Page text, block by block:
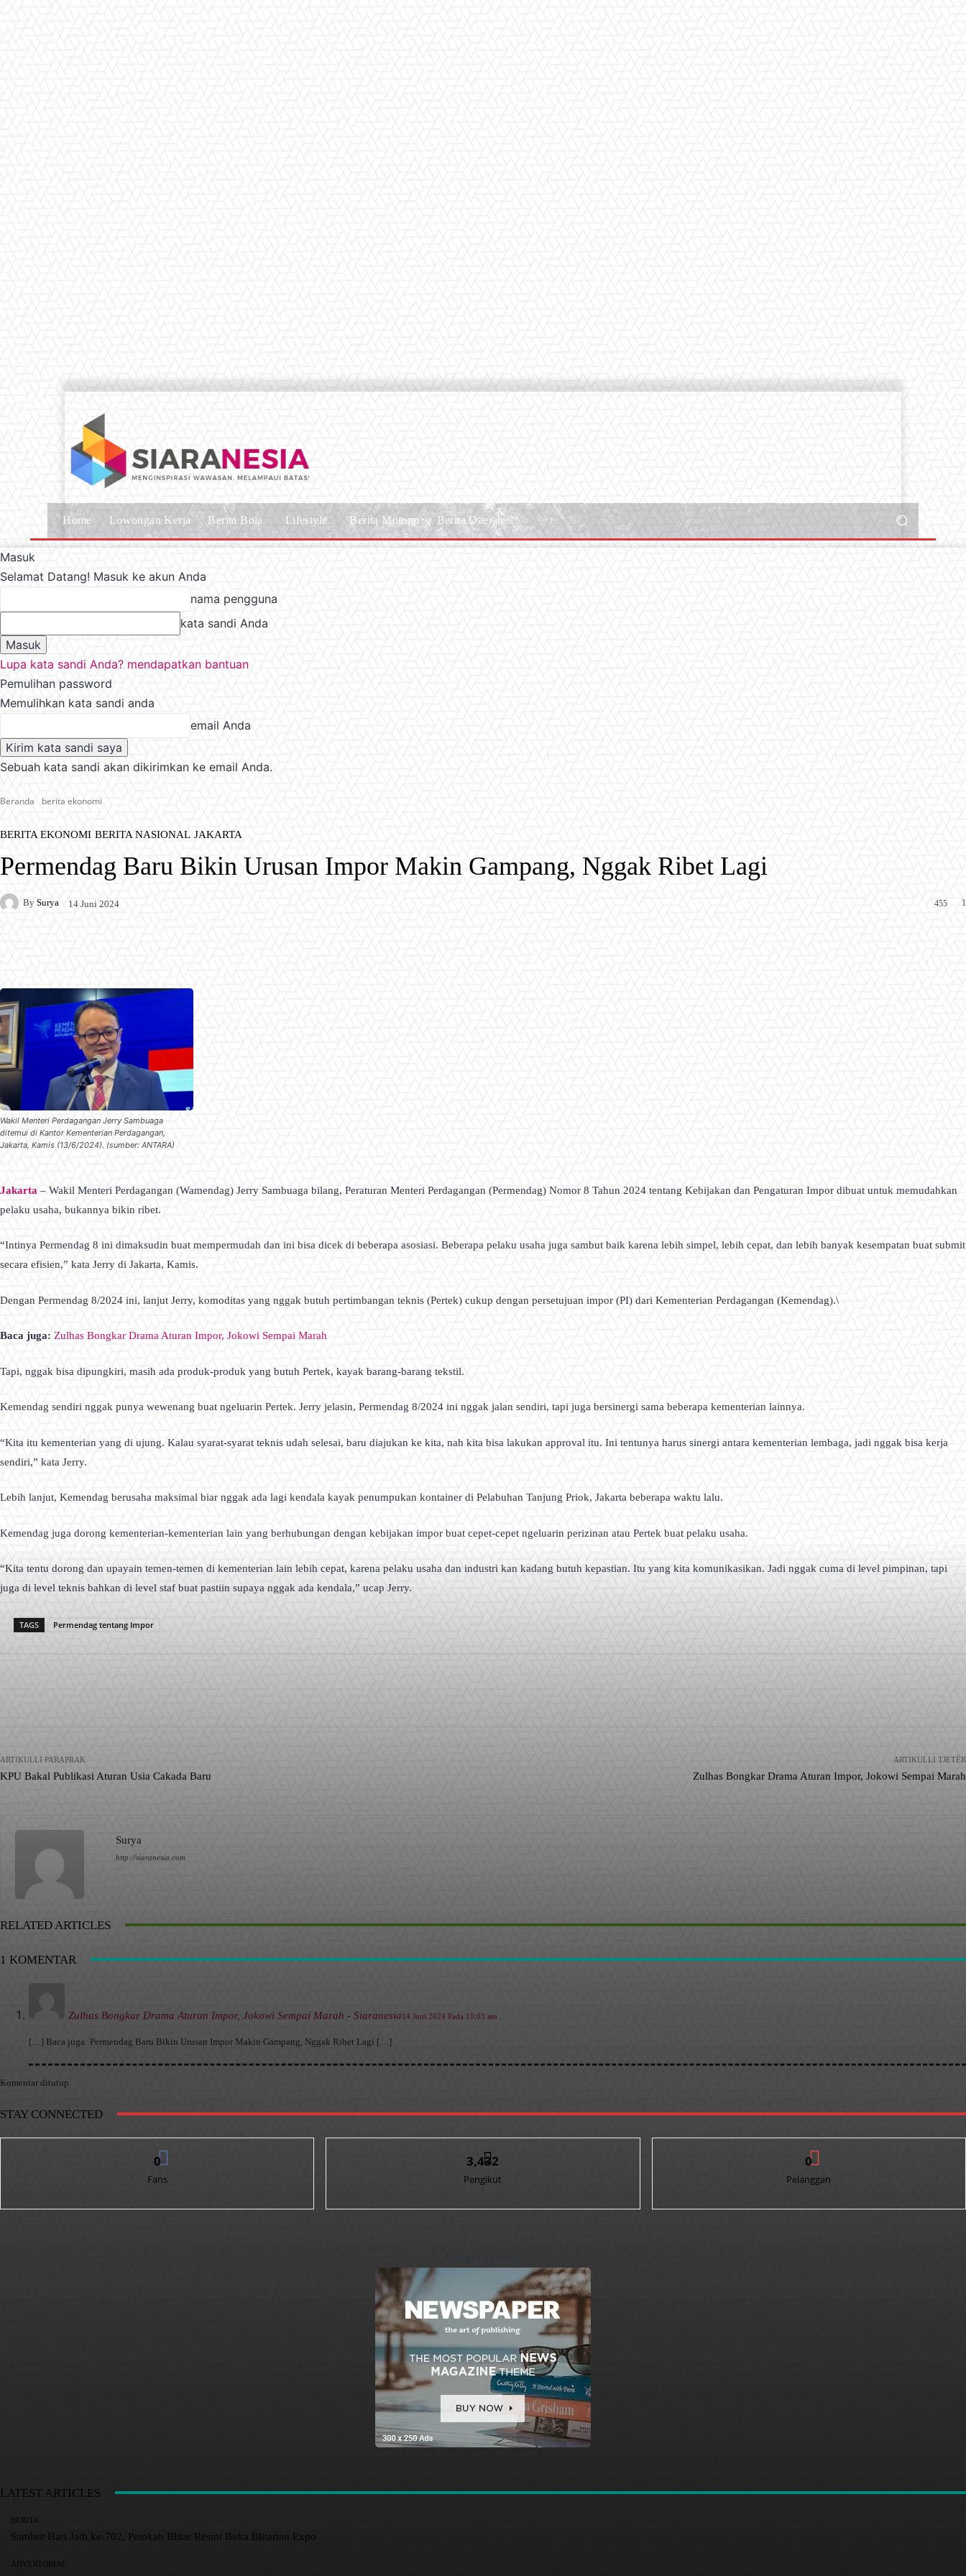
Home Lowongan Kerja Berita Bola Lifestyle Berita Motogp Berita Daerah
Masuk
Selamat Datang! Masuk ke akun Anda
nama pengguna
kata sandi Anda
Lupa kata sandi Anda? mendapatkan bantuan
Pemulihan password
Memulihkan kata sandi anda
email Anda
Sebuah kata sandi akan dikirimkan ke email Anda.
Beranda berita ekonomi
BERITA EKONOMI BERITA NASIONAL JAKARTA
Permendag Baru Bikin Urusan Impor Makin Gampang, Nggak Ribet Lagi
By Surya 14 Juni 2024 1
455
Wakil Menteri Perdagangan Jerry Sambuaga
ditemui di Kantor Kementerian Perdagangan,
Jakarta, Kamis (13/6/2024). (sumber: ANTARA)
Jakarta – Wakil Menteri Perdagangan (Wamendag) Jerry Sambuaga bilang, Peraturan Menteri Perdagangan (Permendag) Nomor 8 Tahun 2024 tentang Kebijakan dan Pengaturan Impor dibuat untuk memudahkan
pelaku usaha, bukannya bikin ribet.
“Intinya Permendag 8 ini dimaksudin buat mempermudah dan ini bisa dicek di beberapa asosiasi. Beberapa pelaku usaha juga sambut baik karena lebih simpel, lebih cepat, dan lebih banyak kesempatan buat submit
secara efisien,” kata Jerry di Jakarta, Kamis.
Dengan Permendag 8/2024 ini, lanjut Jerry, komoditas yang nggak butuh pertimbangan teknis (Pertek) cukup dengan persetujuan impor (PI) dari Kementerian Perdagangan (Kemendag).\
Baca juga: Zulhas Bongkar Drama Aturan Impor, Jokowi Sempai Marah
Tapi, nggak bisa dipungkiri, masih ada produk-produk yang butuh Pertek, kayak barang-barang tekstil.
Kemendag sendiri nggak punya wewenang buat ngeluarin Pertek. Jerry jelasin, Permendag 8/2024 ini nggak jalan sendiri, tapi juga bersinergi sama beberapa kementerian lainnya.
“Kita itu kementerian yang di ujung. Kalau syarat-syarat teknis udah selesai, baru diajukan ke kita, nah kita bisa lakukan approval itu. Ini tentunya harus sinergi antara kementerian lembaga, jadi nggak bisa kerja
sendiri,” kata Jerry.
Lebih lanjut, Kemendag berusaha maksimal biar nggak ada lagi kendala kayak penumpukan kontainer di Pelabuhan Tanjung Priok, Jakarta beberapa waktu lalu.
Kemendag juga dorong kementerian-kementerian lain yang berhubungan dengan kebijakan impor buat cepet-cepet ngeluarin perizinan atau Pertek buat pelaku usaha.
“Kita tentu dorong dan upayain temen-temen di kementerian lain lebih cepat, karena pelaku usaha dan industri kan kadang butuh kepastian. Itu yang kita komunikasikan. Jadi nggak cuma di level pimpinan, tapi
juga di level teknis bahkan di level staf buat pastiin supaya nggak ada kendala,” ucap Jerry.
TAGS Permendag tentang Impor
ARTIKULLI PARAPRAK
KPU Bakal Publikasi Aturan Usia Cakada Baru
ARTIKULLI TJETËR
Zulhas Bongkar Drama Aturan Impor, Jokowi Sempai Marah
Surya
http://siaranesia.com
RELATED ARTICLES
1 KOMENTAR
Zulhas Bongkar Drama Aturan Impor, Jokowi Sempai Marah - Siaranesia14 Juni 2024 Pada 10:03 am
[…] Baca juga: Permendag Baru Bikin Urusan Impor Makin Gampang, Nggak Ribet Lagi […]
Komentar ditutup.
STAY CONNECTED
0
Fans
3,432
Pengikut
0
Pelanggan
LATEST ARTICLES
BERITA
Sambut Hari Jadi ke-702, Pemkab Blitar Resmi Buka Blitarian Expo
ADVERTORIAL